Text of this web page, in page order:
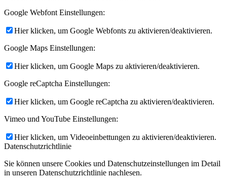
Google Webfont Einstellungen:
Hier klicken, um Google Webfonts zu aktivieren/deaktivieren.
Google Maps Einstellungen:
Hier klicken, um Google Maps zu aktivieren/deaktivieren.
Google reCaptcha Einstellungen:
Hier klicken, um Google reCaptcha zu aktivieren/deaktivieren.
Vimeo und YouTube Einstellungen:
Hier klicken, um Videoeinbettungen zu aktivieren/deaktivieren.
Datenschutzrichtlinie
Sie können unsere Cookies und Datenschutzeinstellungen im Detail
in unseren Datenschutzrichtlinie nachlesen.